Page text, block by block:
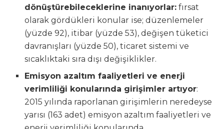
dönüştürebileceklerine inanıyorlar: fırsat
olarak gördükleri konular ise; düzenlemeler
(yüzde 92), itibar (yüzde 53), değişen tüketici
davranışları (yüzde 50), ticaret sistemi ve
sıcaklıktaki sıra dışı değişiklikler.
Emisyon azaltım faaliyetleri ve enerji
verimliliği konularında girişimler artıyor:
2015 yılında raporlanan girişimlerin neredeyse
yarısı (163 adet) emisyon azaltım faaliyetleri ve